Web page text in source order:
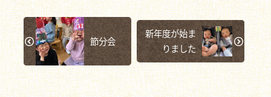
節分会
新年度が始ま
りました